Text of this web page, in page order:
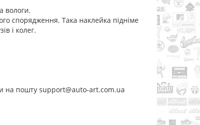
вологи.
спорядження. Така наклейка підніме
і колег.
на пошту support@auto-art.com.ua